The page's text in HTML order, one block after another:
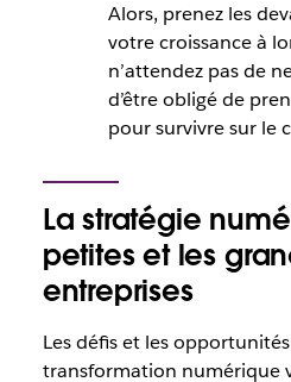
Alors, prenez les
votre croissance à
n’attendez pas de
d’être obligé de
pour survivre sur le
La stratégie
petites et les
entreprises
Les défis et les
transformation numérique